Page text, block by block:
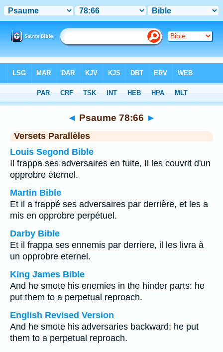
Chapitre 78> Verset 66
◄ Psaume 78:66 ►
Versets Parallèles
Louis Segond Bible
Il frappa ses adversaires en fuite, Il les couvrit d'un
opprobre éternel.
Martin Bible
Et il a frappé ses adversaires par derrière, et les a
mis en opprobre perpétuel.
Darby Bible
Et il frappa ses ennemis par derriere, il les livra à
un opprobre eternel.
King James Bible
And he smote his enemies in the hinder parts: he
put them to a perpetual reproach.
English Revised Version
And he smote his adversaries backward: he put
them to a perpetual reproach.